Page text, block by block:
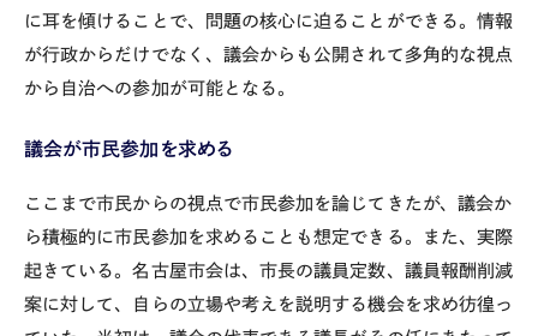
に耳を傾けることで、問題の核心に迫ることができる。情報
が行政からだけでなく、議会からも公開されて多角的な視点
から自治への参加が可能となる。
議会が市民参加を求める
ここまで市民からの視点で市民参加を論じてきたが、議会か
ら積極的に市民参加を求めることも想定できる。また、実際
起きている。名古屋市会は、市長の議員定数、議員報酬削減
案に対して、自らの立場や考えを説明する機会を求め彷徨っ